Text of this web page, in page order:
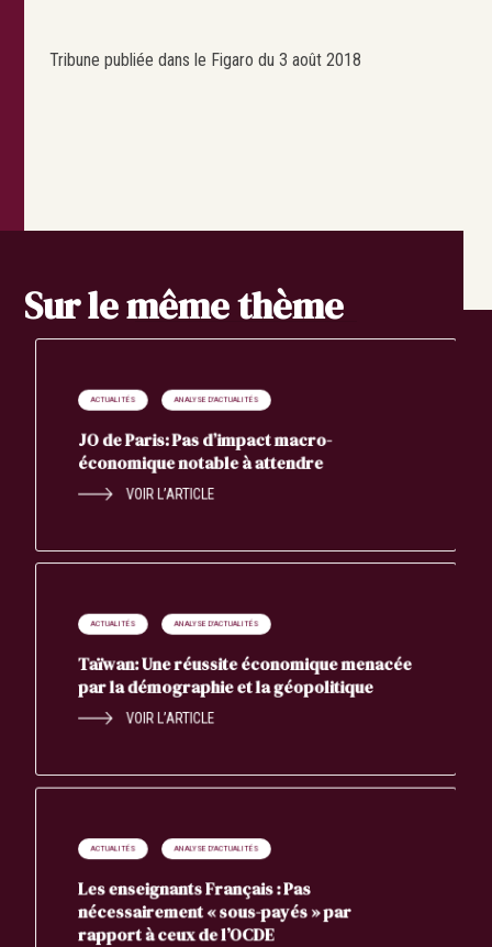
Tribune publiée dans le Figaro du 3 août 2018
Sur le même thème
ACTUALITÉS ANALYSE D'ACTUALITÉS
JO de Paris: Pas d’impact macro-
économique notable à attendre
VOIR L’ARTICLE
ACTUALITÉS ANALYSE D'ACTUALITÉS
Taïwan: Une réussite économique menacée
par la démographie et la géopolitique
VOIR L’ARTICLE
ACTUALITÉS ANALYSE D'ACTUALITÉS
Les enseignants Français : Pas
nécessairement « sous-payés » par
rapport à ceux de l’OCDE